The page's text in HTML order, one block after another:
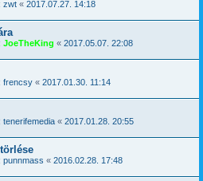
zwt « 2017.07.27. 14:18
JoeTheKing « 2017.05.07. 22:08
frencsy « 2017.01.30. 11:14
tenerifemedia « 2017.01.28. 20:55
punnmass « 2016.02.28. 17:48